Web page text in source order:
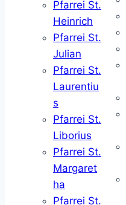
Pfarrei St.
Heinrich
Pfarrei St.
Julian
Pfarrei St.
Laurentiu
s
Pfarrei St.
Liborius
Pfarrei St.
Margaret
ha
Pfarrei St.